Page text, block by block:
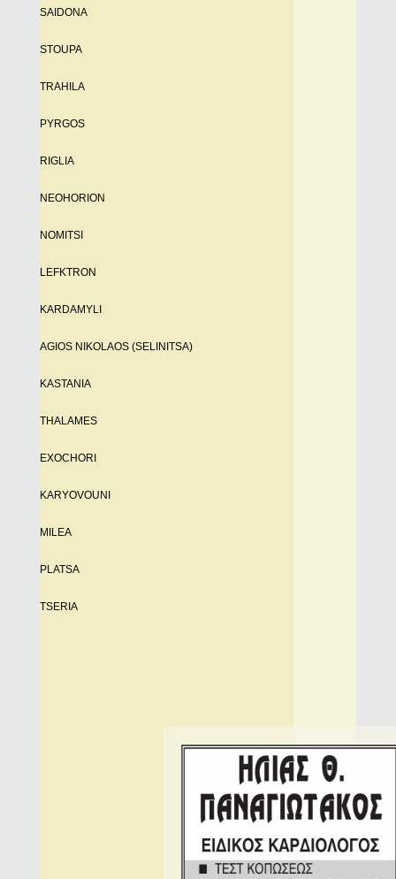
SAIDONA
STOUPA
TRAHILA
PYRGOS
RIGLIA
NEOHORION
NOMITSI
LEFKTRON
KARDAMYLI
AGIOS NIKOLAOS (SELINITSA)
KASTANIA
THALAMES
EXOCHORI
KARYOVOUNI
MILEA
PLATSA
TSERIA